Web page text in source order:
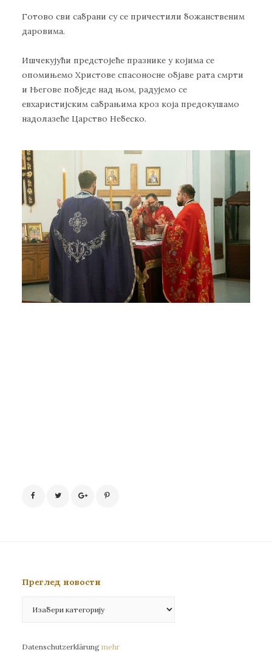
Готово сви сабрани су се причестили божанственим
даровима.
Ишчекујући предстојеће празнике у којима се
опомињемо Христове спасоносне објаве рата смрти
и Његове побједе над њом, радујемо се
евхаристијским сабрањима кроз која предокушамо
надолазеће Царство Небеско.
Преглед новости
новости
Datenschutzerklärung mehr